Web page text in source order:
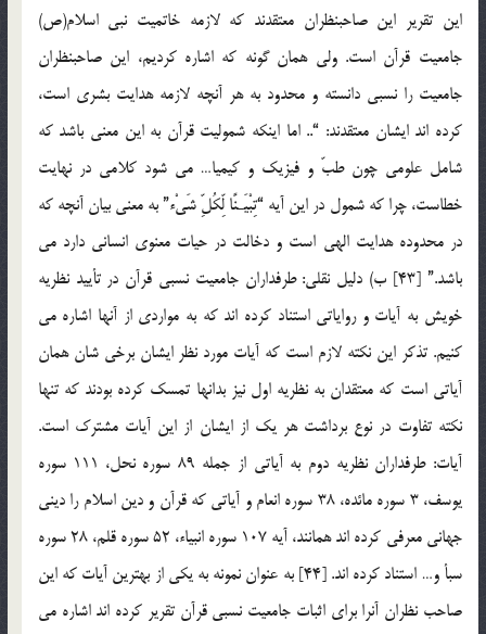
این تقریر این صاحبنظران معتقدند که لازمه خاتمیت نبی اسلام(ص)
جامعیت قرآن است. ولی همان گونه که اشاره کردیم، این صاحبنظران
جامعیت را نسبی دانسته و محدود به هر آنچه لازمه هدایت بشری است،
کرده اند ایشان معتقدند: “.. اما اینکه شمولیت قرآن به این معنی باشد که
شامل علومی چون طبّ و فیزیک و کیمیا… می شود کلامی در نهایت
خطاست، چرا که شمول در این آیه “تِبْیَـنًا لِّکُلِّ شَیْء” به معنی بیان آنچه که
در محدوده هدایت الهی است و دخالت در حیات معنوی انسانی دارد می
باشد.” [43] ب) دلیل نقلی: طرفداران جامعیت نسبی قرآن در تأیید نظریه
خویش به آیات و روایاتی استناد کرده اند که به مواردی از آنها اشاره می
کنیم. تذکر این نکته لازم است که آیات مورد نظر ایشان برخی شان همان
آیاتی است که معتقدان به نظریه اول نیز بدانها تمسک کرده بودند که تنها
نکته تفاوت در نوع برداشت هر یک از ایشان از این آیات مشترک است.
آیات: طرفداران نظریه دوم به آیاتی از جمله 89 سوره نحل، 111 سوره
یوسف، 3 سوره مائده، 38 سوره انعام و آیاتی که قرآن و دین اسلام را دینی
جهانی معرفی کرده اند همانند، آیه 107 سوره انبیاء، 52 سوره قلم، 28 سوره
سبأ و… استناد کرده اند. [44] به عنوان نمونه به یکی از بهترین آیات که این
صاحب نظران آنرا برای اثبات جامعیت نسبی قرآن تقریر کرده اند اشاره می